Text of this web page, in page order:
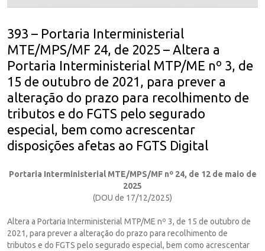
393 – Portaria Interministerial
MTE/MPS/MF 24, de 2025 – Altera a
Portaria Interministerial MTP/ME nº 3, de
15 de outubro de 2021, para prever a
alteração do prazo para recolhimento de
tributos e do FGTS pelo segurado
especial, bem como acrescentar
disposições afetas ao FGTS Digital
Portaria Interministerial MTE/MPS/MF nº 24, de 12 de maio de
2025
(DOU de 17/12/2025)
Altera a Portaria Interministerial MTP/ME nº 3, de 15 de outubro de
2021, para prever a alteração do prazo para recolhimento de
tributos e do FGTS pelo segurado especial, bem como acrescentar